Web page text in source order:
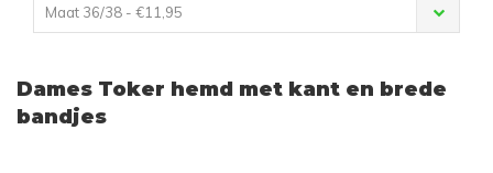
Maat 36/38 - €11,95
Dames Toker hemd met kant en brede
bandjes